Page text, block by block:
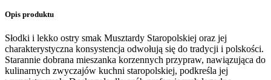
Opis produktu
Słodki i lekko ostry smak Musztardy Staropolskiej oraz jej
charakterystyczna konsystencja odwołują się do tradycji i polskości.
Starannie dobrana mieszanka korzennych przypraw, nawiązująca do
kulinarnych zwyczajów kuchni staropolskiej, podkreśla jej